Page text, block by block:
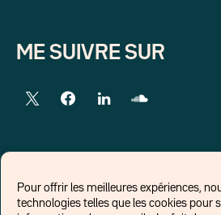
Pour offrir les meilleures expériences,
technologies telles que les cookies pour
ME SUIVRE SUR
LIENS